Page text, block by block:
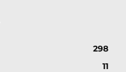
298
11